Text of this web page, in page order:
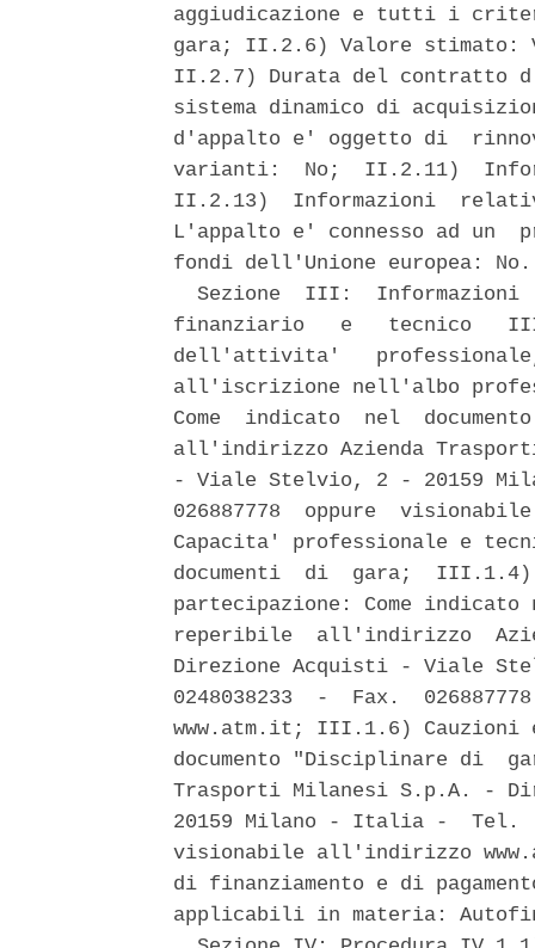
aggiudicazione e tutti i
gara; II.2.6) Valore stimato:
II.2.7) Durata del contratto
sistema dinamico di
d'appalto e' oggetto di
varianti:  No;  II.2.11)
II.2.13)  Informazioni
L'appalto e' connesso ad un
fondi dell'Unione europea:
Sezione  III:  Informazioni
finanziario   e   tecnico
dell'attivita'
all'iscrizione nell'albo
Come  indicato  nel
all'indirizzo Azienda
- Viale Stelvio, 2 - 20159
026887778  oppure
Capacita' professionale e
documenti  di  gara;
partecipazione: Come
reperibile  all'indirizzo
Direzione Acquisti - Viale
0248038233  -  Fax.
www.atm.it; III.1.6) Cauzioni
documento "Disciplinare di
Trasporti Milanesi S.p.A. -
20159 Milano - Italia -  Tel.
visionabile all'indirizzo
di finanziamento e di
applicabili in materia: